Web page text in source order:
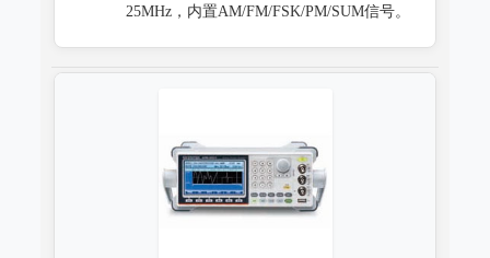
25MHz，内置AM/FM/FSK/PM/SUM信号。